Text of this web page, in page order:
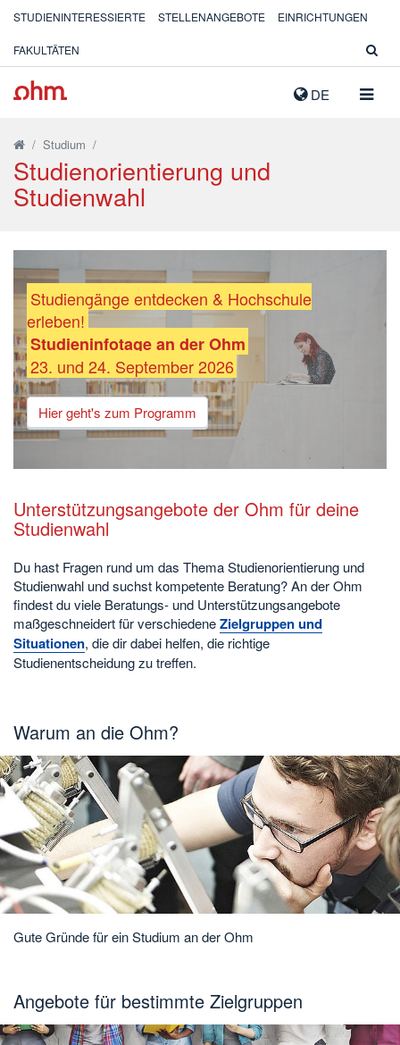
DE
STUDIENINTERESSIERTE STELLENANGEBOTE EINRICHTUNGEN
FAKULTÄTEN
/ Studium /
Studienorientierung und
Studienwahl
Studiengänge entdecken & Hochschule
erleben!
Studieninfotage an der Ohm
23. und 24. September 2026
Hier geht's zum Programm
Unterstützungsangebote der Ohm für deine
Studienwahl
Du hast Fragen rund um das Thema Studienorientierung und
Studienwahl und suchst kompetente Beratung? An der Ohm
findest du viele Beratungs- und Unterstützungsangebote
maßgeschneidert für verschiedeneZielgruppen und
Situationen, die dir dabei helfen, die richtige
Studienentscheidung zu treffen.
Warum an die Ohm?
Gute Gründe für ein Studium an der Ohm
Angebote für bestimmte Zielgruppen